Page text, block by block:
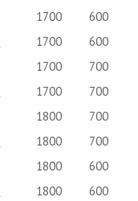
1700
600
1700
600
1700
700
1700
700
1800
700
1800
700
1800
600
1800 600